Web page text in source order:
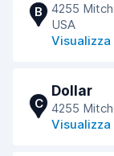
B
4255
USA
C
Dollar
4255